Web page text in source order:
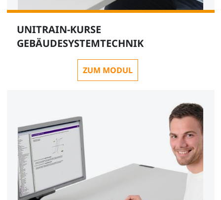
UNITRAIN-KURSE
GEBÄUDESYSTEMTECHNIK
ZUM MODUL